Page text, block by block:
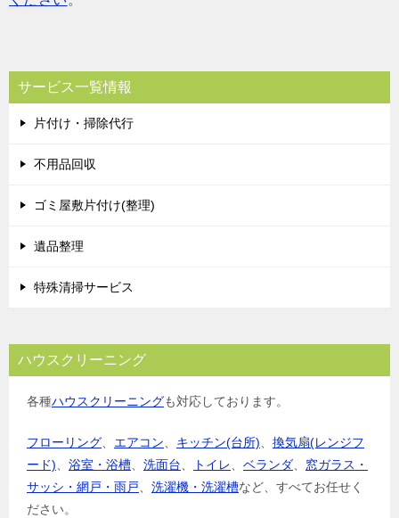
サービス一覧情報
片付け・掃除代行
不用品回収
ゴミ屋敷片付け(整理)
遺品整理
特殊清掃サービス
ハウスクリーニング
各種ハウスクリーニングも対応しております。
フローリング エアコン キッチン(台所)
換気扇(レンジフ
ード)
浴室・浴槽 洗面台 トイレ ベランダ
窓ガラス・
サッシ・網戸・雨戸
洗濯機・洗濯槽など、すべてお任せく
ださい。